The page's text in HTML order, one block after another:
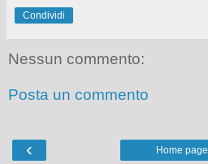
Condividi
Nessun commento:
Posta un commento
‹ Home page